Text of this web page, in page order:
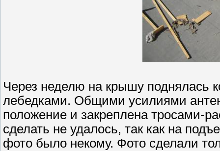
Через неделю на крышу поднялась
лебедками. Общими усилиями
положение и закреплена тросами-
сделать не удалось, так как на
фото было некому. Фото сделали